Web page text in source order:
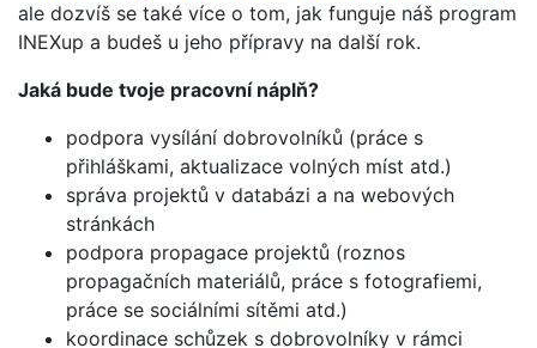
ale dozvíš se také více o tom, jak funguje náš program
INEXup a budeš u jeho přípravy na další rok.
Jaká bude tvoje pracovní náplň?
podpora vysílání dobrovolníků (práce s
přihláškami, aktualizace volných míst atd.)
správa projektů v databázi a na webových
stránkách
podpora propagace projektů (roznos
propagačních materiálů, práce s fotografiemi,
práce se sociálními sítěmi atd.)
koordinace schůzek s dobrovolníky v rámci